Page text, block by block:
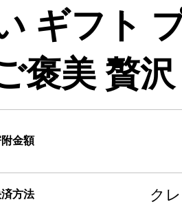
ギフト
褒美 贅
金額
方法
ク